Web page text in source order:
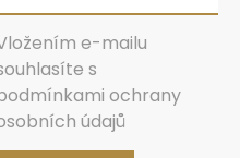
e-mailu
s
ochrany
údajů